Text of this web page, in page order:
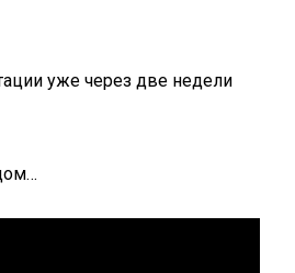
уже через две недели